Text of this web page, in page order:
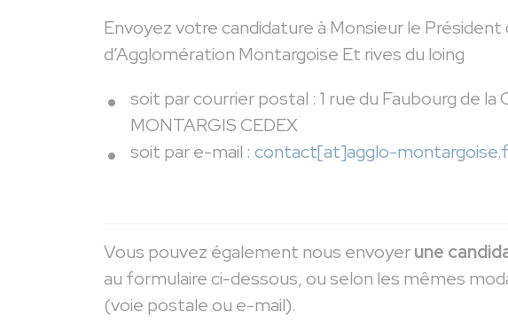
Envoyez votre candidature à Monsieur le
d’Agglomération Montargoise Et rives du loing
soit par courrier postal : 1 rue du Faubourg de la
MONTARGIS CEDEX
soit par e-mail : contact[at]agglo-
Vous pouvez également nous envoyerune
au formulaire ci-dessous, ou selon les mêmes
(voie postale ou e-mail).